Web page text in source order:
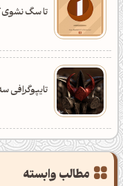
تا سگ نشوی
تایپوگرافی
مطالب وابسته